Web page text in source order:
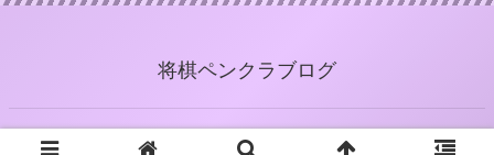
将棋ペンクラブログ